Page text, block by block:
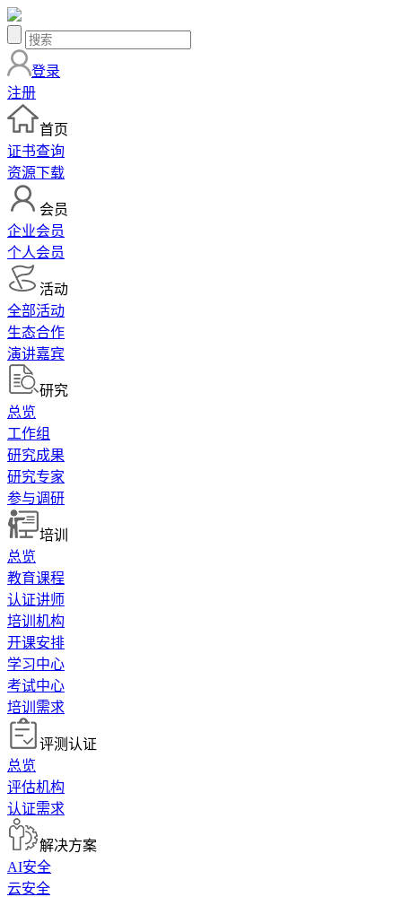
登录
注册
首页
证书查询
资源下载
会员
企业会员
个人会员
活动
全部活动
生态合作
演讲嘉宾
研究
总览
工作组
研究成果
研究专家
参与调研
培训
总览
教育课程
认证讲师
培训机构
开课安排
学习中心
考试中心
培训需求
评测认证
总览
评估机构
认证需求
解决方案
AI安全
云安全